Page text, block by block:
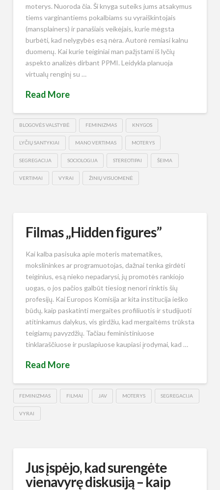
moterys. Nuoroda čia. Ši knyga suteiks jums atsakymus
tiems varginantiems pokalbiams su vyraiškintojais
(mansplainers) ir panašiais veikėjais, kurie mėgsta
burbėti, kad nelygybės esą nėra. Autorė remiasi kalnu
duomenų. Kai kurie teiginiai man pažįstami iš lyčių
aspekto analizės dirbant PPMI. Leidykla planuoja
virtualų renginį su …
Read More
BLOGOVĖS VALSTYBĖ FEMINIZMAS KNYGOS
LYČIŲ SANTYKIAI MANO VERTIMAS MOTERYS
SEGREGACIJA SOCIOLOGIJA STEREOTIPAI ŠEIMA
VERTIMAI VYRAI ŽINIŲ VISUOMENĖ
Filmas „Hidden figures”
Kai kalba pasisuka apie moteris matematikes,
mokslininkes ar programuotojas, dažnai tenka girdėti
teiginius, esą nieko nepadarysi, jų promotės rankiojo
uogas, o jos pačios galbūt tiesiog nenori rinktis šių
profesijų. Kai Europos Komisija ar kita institucija ieško
būdų, kaip paskatinti mergaites profiliuotis ir studijuoti
atitinkamus dalykus, vis girdžiu, kad mergaitėms trūksta
teigiamų pavyzdžių. Tačiau feministiniuose
tinklaraščiuose ir puslapiuose kaupiasi įrodymai, kad …
Read More
FEMINIZMAS FILMAI JAV MOTERYS SEGREGACIJA
VYRAI
Jus įspėjo, kad surengėte
vienavyrę diskusiją – kaip